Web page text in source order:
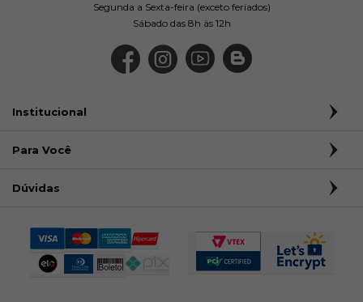
Segunda a Sexta-feira (exceto feriados)
Sábado das 8h às 12h
Institucional
Para Você
Dúvidas